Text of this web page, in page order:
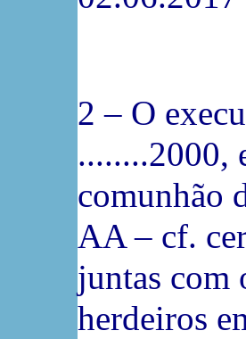
2 – O
........2000,
comunhão
AA – cf.
juntas com
herdeiros